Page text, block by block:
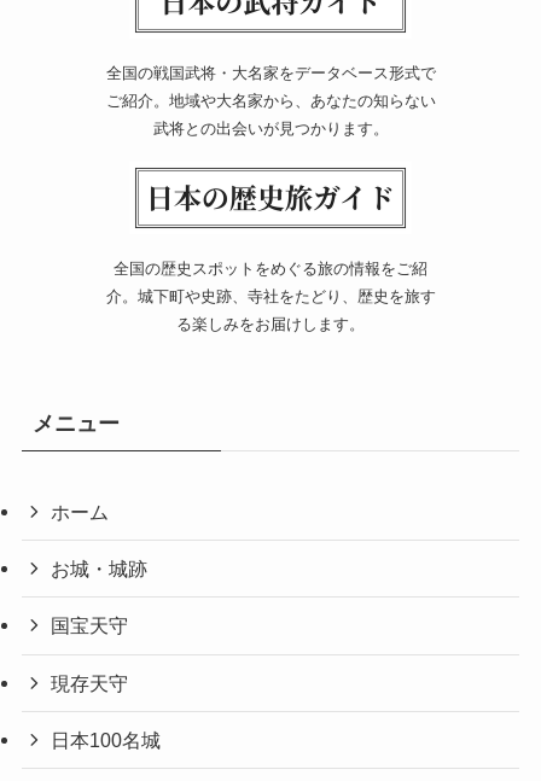
全国の戦国武将・大名家をデータベース形式で
ご紹介。地域や大名家から、あなたの知らない
武将との出会いが見つかります。
全国の歴史スポットをめぐる旅の情報をご紹
介。城下町や史跡、寺社をたどり、歴史を旅す
る楽しみをお届けします。
メニュー
ホーム
お城・城跡
国宝天守
現存天守
日本100名城